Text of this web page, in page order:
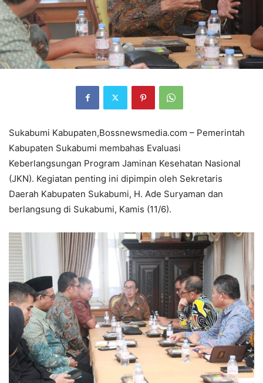
Sukabumi Kabupaten,Bossnewsmedia.com – Pemerintah
Kabupaten Sukabumi membahas Evaluasi
Keberlangsungan Program Jaminan Kesehatan Nasional
(JKN). Kegiatan penting ini dipimpin oleh Sekretaris
Daerah Kabupaten Sukabumi, H. Ade Suryaman dan
berlangsung di Sukabumi, Kamis (11/6).